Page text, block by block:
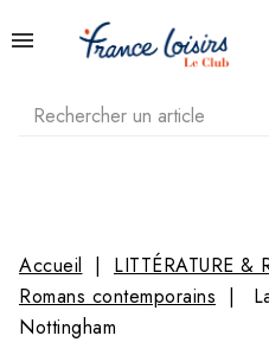
Accueil LITTÉRATURE &
Romans contemporains
Nottingham